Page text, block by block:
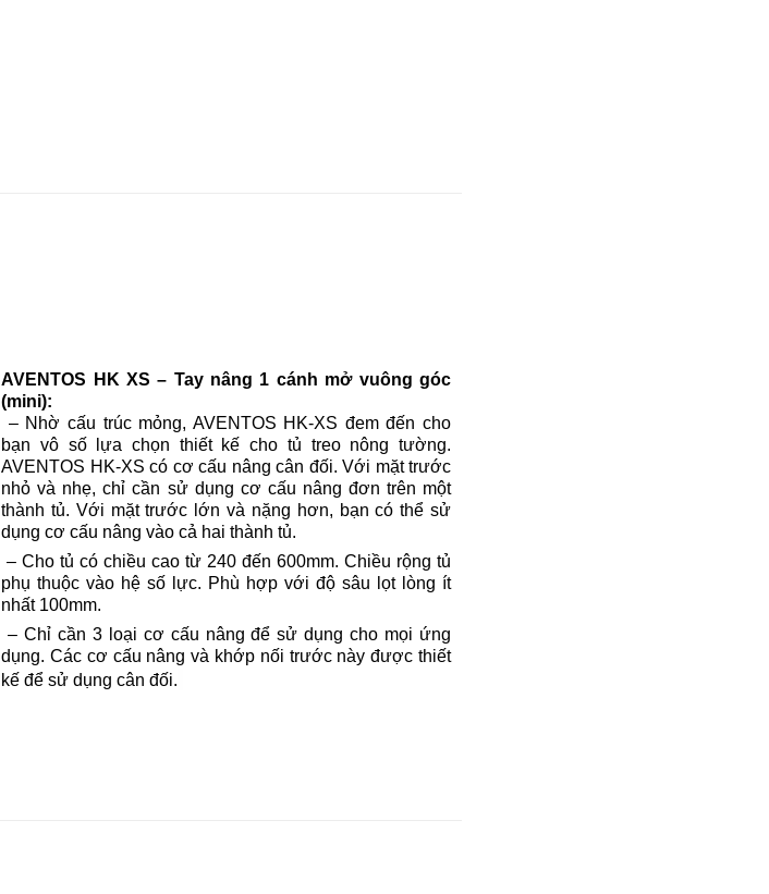
AVENTOS HK XS – Tay nâng 1 cánh mở vuông góc
(mini):
– Nhờ cấu trúc mỏng, AVENTOS HK-XS đem đến cho
bạn vô số lựa chọn thiết kế cho tủ treo nông tường.
AVENTOS HK-XS có cơ cấu nâng cân đối. Với mặt trước
nhỏ và nhẹ, chỉ cần sử dụng cơ cấu nâng đơn trên một
thành tủ. Với mặt trước lớn và nặng hơn, bạn có thể sử
dụng cơ cấu nâng vào cả hai thành tủ.
– Cho tủ có chiều cao từ 240 đến 600mm. Chiều rộng tủ
phụ thuộc vào hệ số lực. Phù hợp với độ sâu lọt lòng ít
nhất 100mm.
– Chỉ cần 3 loại cơ cấu nâng để sử dụng cho mọi ứng
dụng. Các cơ cấu nâng và khớp nối trước này được thiết
kế để sử dụng cân đối.